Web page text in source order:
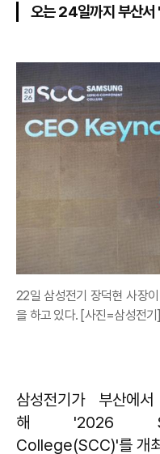
오는 24일까지 부산
22일 삼성전기 장덕현 사장
을 하고 있다. [사진=삼성전기]
삼성전기가 부산에
해 '2026
College(SCC)'를 개